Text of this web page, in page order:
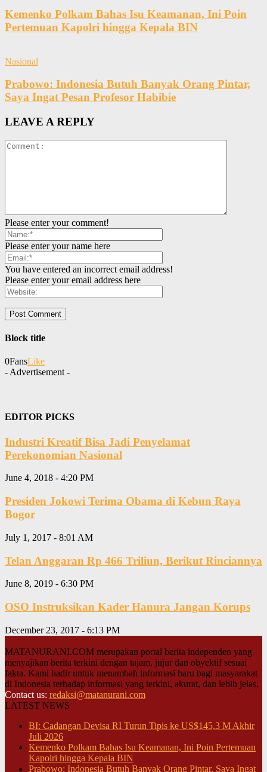
Kemenko Polkam Bahas Isu Keamanan, Ini Poin
Pertemuan Kapolri hingga Kepala BIN
Nasional
Prabowo: Indonesia Butuh Banyak Orang Pintar,
Saya Ingat Pesan Profesor Habibie
LEAVE A REPLY
Please enter your comment!
Please enter your name here
You have entered an incorrect email address!
Please enter your email address here
Block title
0FansLike
- Advertisement -
EDITOR PICKS
Industri Kreatif Bisa Jadi Penyelamat
Perekonomian Nasional
June 4, 2018 - 4:20 PM
Presiden Jokowi Terima Obama di Kebun Raya
Bogor
July 1, 2017 - 8:01 AM
Telan Anggaran Rp 466 Triliun, Berikut Rinciannya
June 8, 2019 - 6:30 PM
OSO Instruksikan Kader Hanura Jangan Korups
December 23, 2017 - 6:13 PM
MATANURANI.COM merupakan portal berita independen yang
menyajikan berita terkini dengan tajam, jujur dan obyektif sesuai
fakta. Kami hadir untuk menambah informasi baru bagi masyarakat
di Indonesia terhadap informasi yang terkini, akurat, dan lebih jelas.
Contact us: redaksi@matanurani.com
LATEST NEWS
BI: Cadangan Devisa RI Turun Tipis ke US$145,3 M Akhir
Juli 2026
Kemenko Polkam Bahas Isu Keamanan, Ini Poin Pertemuan
Kapolri hingga Kepala BIN
Prabowo: Indonesia Butuh Banyak Orang Pintar, Saya Ingat